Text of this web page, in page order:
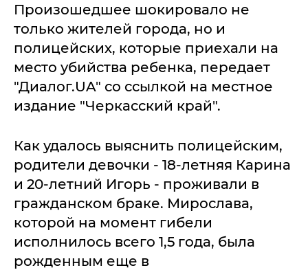
Произошедшее шокировало не
только жителей города, но и
полицейских, которые приехали на
место убийства ребенка, передает
"Диалог.UA" со ссылкой на местное
издание "Черкасский край".
Как удалось выяснить полицейским,
родители девочки - 18-летняя Карина
и 20-летний Игорь - проживали в
гражданском браке. Мирослава,
которой на момент гибели
исполнилось всего 1,5 года, была
рожденным еще в